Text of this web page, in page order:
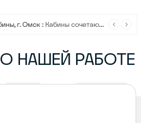
г. Омск : Кабины сочетают в себе современный дизайн, передовые технологии и максимальную функциональность.
НАШЕЙ РАБОТЕ